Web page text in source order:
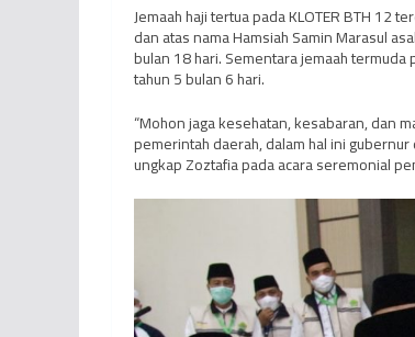
Jemaah haji tertua pada KLOTER BTH 12
dan atas nama Hamsiah Samin Marasul
bulan 18 hari. Sementara jemaah termuda
tahun 5 bulan 6 hari.
“Mohon jaga kesehatan, kesabaran, dan
pemerintah daerah, dalam hal ini
ungkap Zoztafia pada acara seremonial